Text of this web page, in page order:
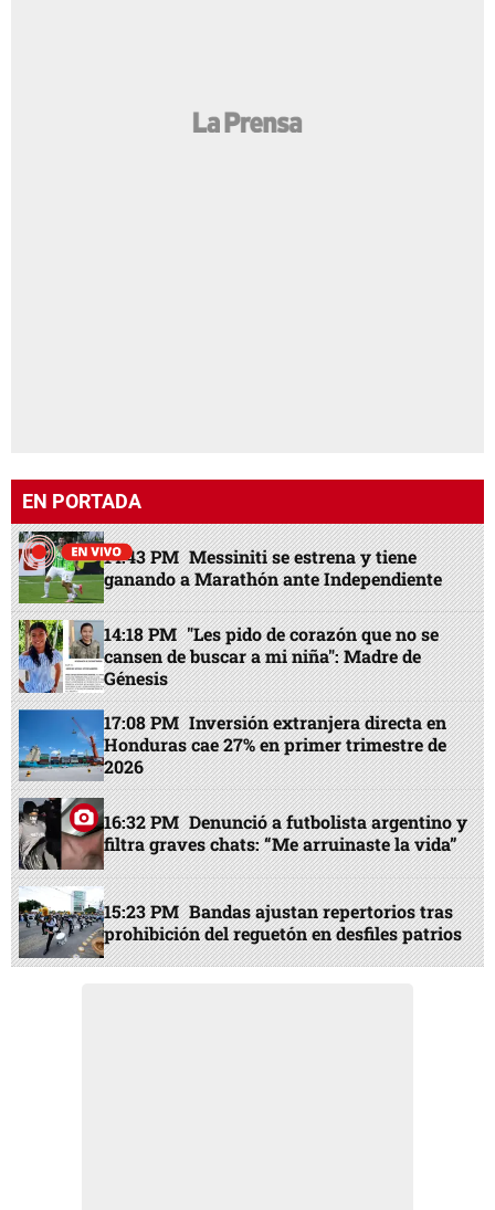
EN PORTADA
14:43 PM Messiniti se estrena y tiene
ganando a Marathón ante Independiente
14:18 PM "Les pido de corazón que no se
cansen de buscar a mi niña": Madre de
Génesis
17:08 PM Inversión extranjera directa en
Honduras cae 27% en primer trimestre de
2026
16:32 PM Denunció a futbolista argentino y
filtra graves chats: “Me arruinaste la vida”
15:23 PM Bandas ajustan repertorios tras
prohibición del reguetón en desfiles patrios